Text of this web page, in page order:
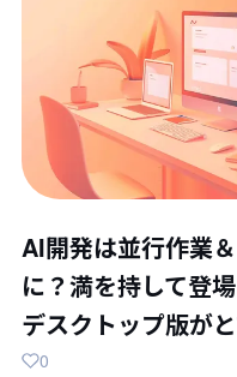
AI開発は並行作業
に？満を持して登
デスクトップ版が
0